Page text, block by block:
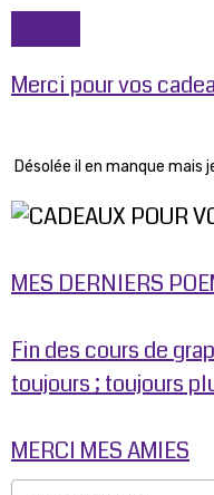
Merci pour vos
Désolée il en manque mais
MES DERNIERS
Fin des cours de
toujours ; toujours
MERCI MES AMIES